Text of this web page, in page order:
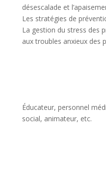
désescalade et
Les stratégies de
La gestion du stress des
aux troubles anxieux des
Éducateur, personnel
social, animateur, etc.